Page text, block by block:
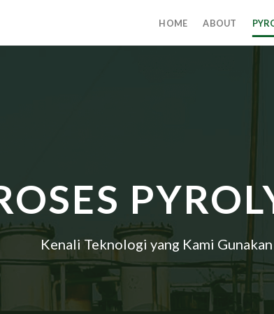
HOME ABOUT
Kenali Teknologi yang Kami Gunakan